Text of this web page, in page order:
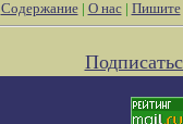
Содержание| О нас| Пишите